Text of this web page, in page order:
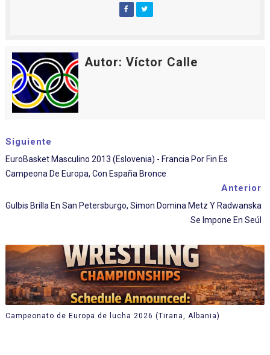
Autor: Víctor Calle
Siguiente
EuroBasket Masculino 2013 (Eslovenia) - Francia Por Fin Es
Campeona De Europa, Con España Bronce
Anterior
Gulbis Brilla En San Petersburgo, Simon Domina Metz Y Radwanska
Se Impone En Seúl
Campeonato de Europa de lucha 2026 (Tirana, Albania)